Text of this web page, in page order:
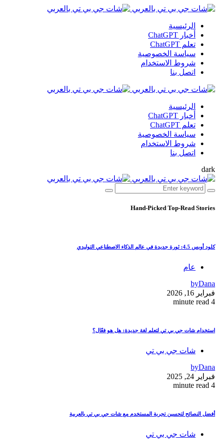
الرئيسية
أخبار ChatGPT
تعلم ChatGPT
سياسة الخصوصية
شروط الاستخدام
اتصل بنا
الرئيسية
أخبار ChatGPT
تعلم ChatGPT
سياسة الخصوصية
شروط الاستخدام
اتصل بنا
dark
Hand-Picked Top-Read Stories
كلود أوبس 4.5: ثورة جديدة في عالم الذكاء الاصطناعي التوليدي
عام
byDana
فبراير 16, 2026
4 minute read
استخدام شات جي بي تي لتعلم لغة جديدة: هل هو فعّال؟
شات جي بي تي
byDana
فبراير 24, 2025
4 minute read
أفضل النصائح لتحسين تجربة المستخدم مع شات جي بي تي بالعربية
شات جي بي تي